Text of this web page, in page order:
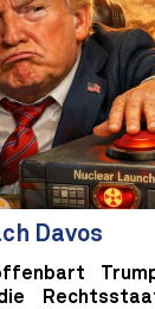
Davos